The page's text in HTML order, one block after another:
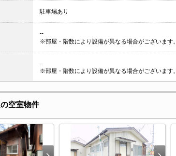
駐車場あり
--
※部屋・階数により設備が異なる場合がございます。
--
※部屋・階数により設備が異なる場合がございます。
空室物件